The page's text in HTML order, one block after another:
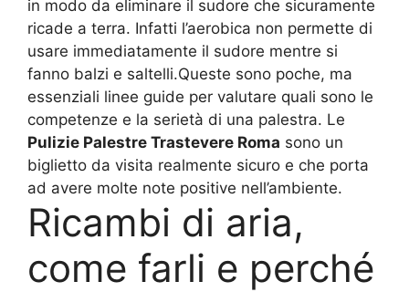
in modo da eliminare il sudore che sicuramente
ricade a terra. Infatti l’aerobica non permette di
usare immediatamente il sudore mentre si
fanno balzi e saltelli.Queste sono poche, ma
essenziali linee guide per valutare quali sono le
competenze e la serietà di una palestra. Le
Pulizie Palestre Trastevere Roma sono un
biglietto da visita realmente sicuro e che porta
ad avere molte note positive nell’ambiente.
Ricambi di aria,
come farli e perché